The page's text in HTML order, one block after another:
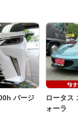
バージ
ロータス
ォーラ